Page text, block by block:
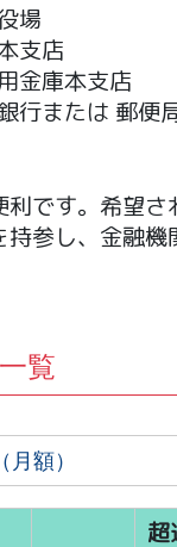
場
支店
金庫本支店
行または 郵便
利です。希望
参し、金融機
覧
月額）
超